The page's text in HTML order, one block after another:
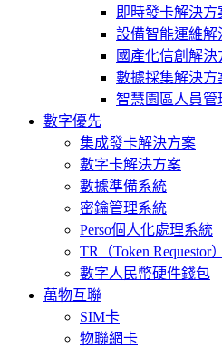
即時發卡解決方
設備智能運維解
國產化信創解決
數據採集解決方
智慧園區人員管
數字優先
集成發卡解決方案
數字卡解決方案
數據準備系統
密鑰管理系統
Perso個人化處理系統
TR（Token Requestor
數字人民幣硬件錢包
萬物互聯
SIM卡
物聯網卡